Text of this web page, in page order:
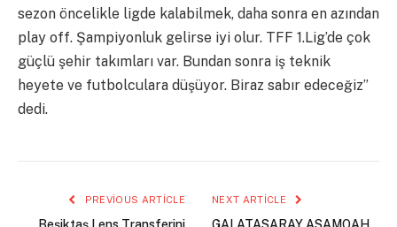
sezon öncelikle ligde kalabilmek, daha sonra en azından
play off. Şampiyonluk gelirse iyi olur. TFF 1.Lig’de çok
güçlü şehir takımları var. Bundan sonra iş teknik
heyete ve futbolculara düşüyor. Biraz sabır edeceğiz”
dedi.
PREVIOUS ARTICLE NEXT ARTICLE